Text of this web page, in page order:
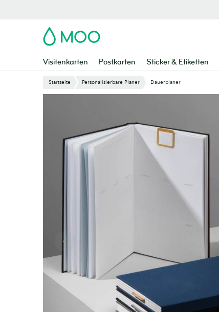
MOO
Visitenkarten Postkarten Sticker & Etiketten
Startseite Personalisierbare Planer Dauerplaner